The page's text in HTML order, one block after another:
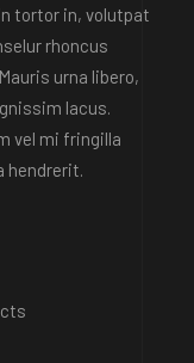
tortor in, volutpat
rhoncus
urna libero,
lacus.
vel mi fringilla
hendrerit.